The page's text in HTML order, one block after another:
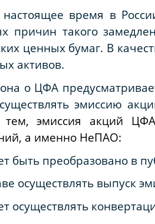
время в
причин такого
ценных бумаг. В
активов.
о ЦФА
эмиссию
эмиссия акций
а именно НеПАО:
быть преобразовано в
осуществлять выпуск
осуществлять